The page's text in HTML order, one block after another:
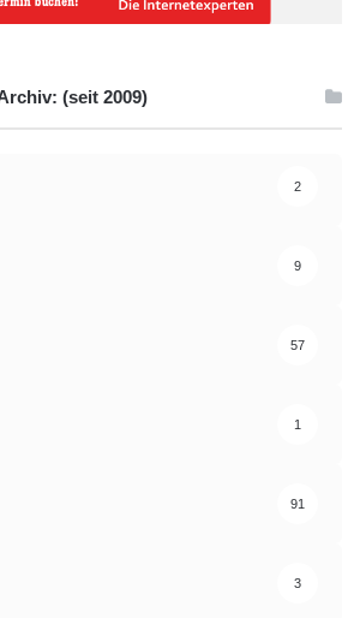
(seit 2009)
2
9
57
1
91
3